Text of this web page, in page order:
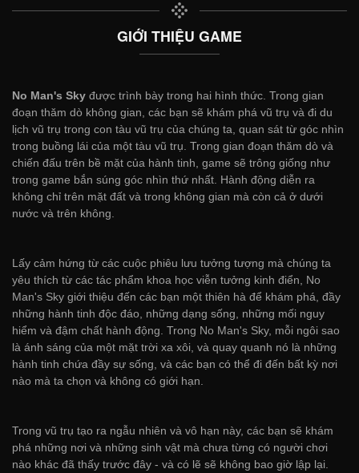
GIỚI THIỆU GAME
No Man's Sky được trình bày trong hai hình thức. Trong gian
đoạn thăm dò không gian, các bạn sẽ khám phá vũ trụ và đi du
lịch vũ trụ trong con tàu vũ trụ của chúng ta, quan sát từ góc nhìn
trong buồng lái của một tàu vũ trụ. Trong gian đoạn thăm dò và
chiến đấu trên bề mặt của hành tinh, game sẽ trông giống như
trong game bắn súng góc nhìn thứ nhất. Hành động diễn ra
không chỉ trên mặt đất và trong không gian mà còn cả ở dưới
nước và trên không.
Lấy cảm hứng từ các cuộc phiêu lưu tưởng tượng mà chúng ta
yêu thích từ các tác phẩm khoa học viễn tưởng kinh điển, No
Man's Sky giới thiệu đến các bạn một thiên hà để khám phá, đầy
những hành tinh độc đáo, những dạng sống, những mối nguy
hiểm và đậm chất hành động. Trong No Man's Sky, mỗi ngôi sao
là ánh sáng của một mặt trời xa xôi, và quay quanh nó là những
hành tinh chứa đầy sự sống, và các bạn có thể đi đến bất kỳ nơi
nào mà ta chọn và không có giới hạn.
Trong vũ trụ tạo ra ngẫu nhiên và vô hạn này, các bạn sẽ khám
phá những nơi và những sinh vật mà chưa từng có người chơi
nào khác đã thấy trước đây - và có lẽ sẽ không bao giờ lập lại.